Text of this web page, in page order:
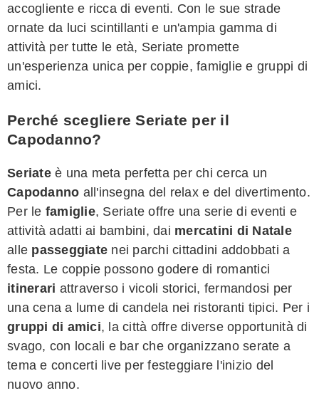
accogliente e ricca di eventi. Con le sue strade
ornate da luci scintillanti e un'ampia gamma di
attività per tutte le età, Seriate promette
un'esperienza unica per coppie, famiglie e gruppi di
amici.
Perché scegliere Seriate per il
Capodanno?
Seriateè una meta perfetta per chi cerca un
Capodanno all'insegna del relax e del divertimento.
Per le famiglie, Seriate offre una serie di eventi e
attività adatti ai bambini, dai mercatini di Natale
alle passeggiate nei parchi cittadini addobbati a
festa. Le coppie possono godere di romantici
itinerari attraverso i vicoli storici, fermandosi per
una cena a lume di candela nei ristoranti tipici. Per i
gruppi di amici, la città offre diverse opportunità di
svago, con locali e bar che organizzano serate a
tema e concerti live per festeggiare l'inizio del
nuovo anno.